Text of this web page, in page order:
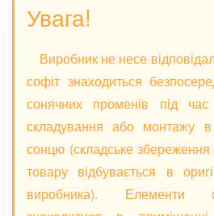
Увага!
Виробник не несе
софіт знаходиться
сонячних променів під час
складування або монтажу в
сонцю (складське збереження
товару відбувається в
виробника). Елементи